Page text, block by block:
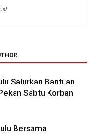
Salurkan Bantuan
Sabtu Korban
Bersama